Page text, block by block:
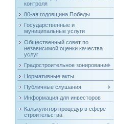
контроля
80-ая годовщина Победы
Государственные и
муниципальные услуги
Общественный совет по
независимой оценки качества
услуг
Градостроительное зонирование
Нормативные акты
Публичные слушания
Информация для инвесторов
Калькулятор процедур в сфере
строительства